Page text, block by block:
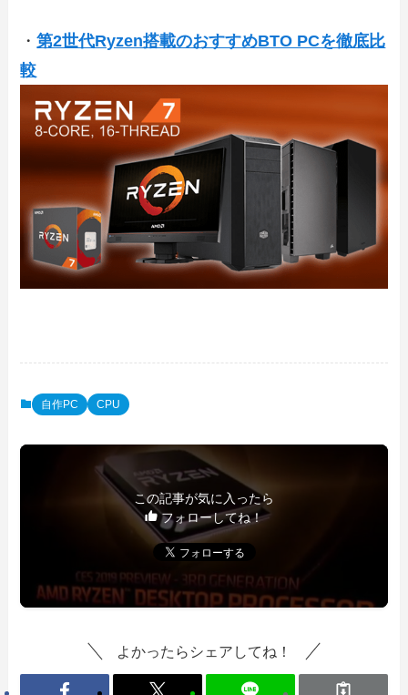
・第2世代Ryzen搭載のおすすめBTO PCを徹底比
較
自作PC CPU
この記事が気に入ったら
フォローしてね！
よかったらシェアしてね！